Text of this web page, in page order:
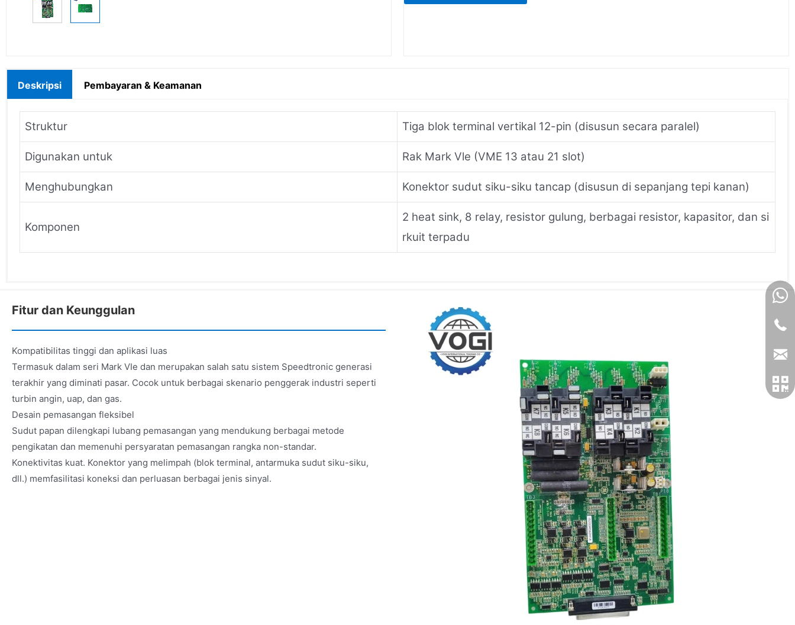
Deskripsi Pembayaran & Keamanan
Struktur Tiga blok terminal vertikal 12-pin (disusun secara paralel)
Digunakan untuk Rak Mark Vle (VME 13 atau 21 slot)
Menghubungkan Konektor sudut siku-siku tancap (disusun di sepanjang tepi kanan)
Komponen
2 heat sink, 8 relay, resistor gulung, berbagai resistor, kapasitor, dan si
rkuit terpadu
Fitur dan Keunggulan
Kompatibilitas tinggi dan aplikasi luas
Termasuk dalam seri Mark VIe dan merupakan salah satu sistem Speedtronic generasi
terakhir yang diminati pasar. Cocok untuk berbagai skenario penggerak industri seperti
turbin angin, uap, dan gas.
Desain pemasangan fleksibel
Sudut papan dilengkapi lubang pemasangan yang mendukung berbagai metode
pengikatan dan memenuhi persyaratan pemasangan rangka non-standar.
Konektivitas kuat. Konektor yang melimpah (blok terminal, antarmuka sudut siku-siku,
dll.) memfasilitasi koneksi dan perluasan berbagai jenis sinyal.